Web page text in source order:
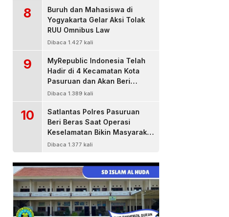
8
Buruh dan Mahasiswa di
Yogyakarta Gelar Aksi Tolak
RUU Omnibus Law
Dibaca 1.427 kali
9
MyRepublic Indonesia Telah
Hadir di 4 Kecamatan Kota
Pasuruan dan Akan Beri
Pelayanan Terbaik Untuk
Dibaca 1.389 kali
10
Satlantas Polres Pasuruan
Beri Beras Saat Operasi
Keselamatan Bikin Masyarakat
Senang
Dibaca 1.377 kali